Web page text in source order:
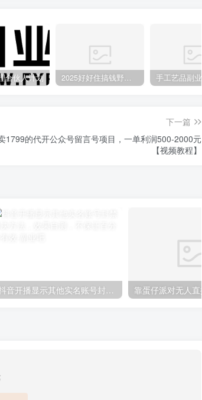
合伙人计划
下一篇
1799的代开公众号留言号项目，一单利润500-2000元
【视频教程】